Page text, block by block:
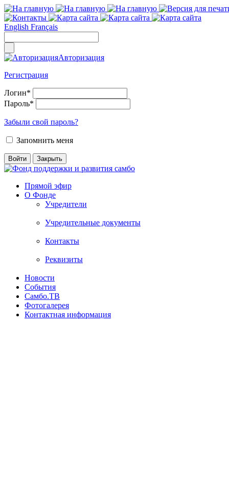
English Français
Авторизация
Регистрация
Логин*
Пароль*
Забыли свой пароль?
Запомнить меня
Прямой эфир
О Фонде
Учредители
Учредительные документы
Контакты
Реквизиты
Новости
События
Самбо.ТВ
Фотогалерея
Контактная информация